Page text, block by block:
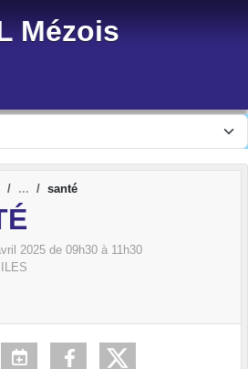
Mézois
santé
2025 de 09h30 à 11h30